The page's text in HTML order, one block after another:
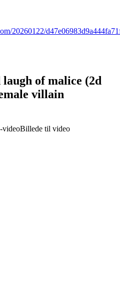
20260122/
of malice (2d
villain
videoBillede til video